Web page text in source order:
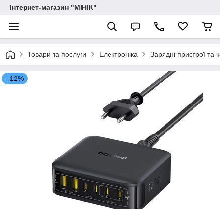
Інтернет-магазин "МІНІК"
Товари та послуги Електроніка Зарядні пристрої та
–12%